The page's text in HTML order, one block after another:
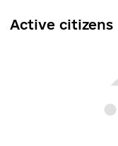
Active citizens